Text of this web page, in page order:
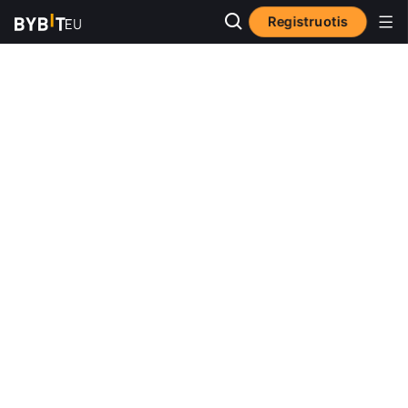
Registruotis